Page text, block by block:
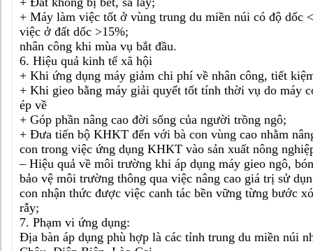
+ Máy làm việc tốt ở vùng trung du miền núi có độ dốc
việc ở đất dốc >15%;
nhân công khi mùa vụ bắt đầu.
6. Hiệu quả kinh tế xã hội
+ Khi ứng dụng máy giảm chi phí về nhân công, tiết
+ Khi gieo bằng máy giải quyết tốt tính thời vụ do máy
ép về
+ Góp phần nâng cao đời sống của người trồng ngô;
+ Đưa tiến bộ KHKT đến với bà con vùng cao nhằm
con trong việc ứng dụng KHKT vào sản xuất nông
– Hiệu quả về môi trường khi áp dụng máy gieo ngô,
bảo vệ môi trường thông qua việc nâng cao giá trị sử
con nhận thức được việc canh tác bền vững từng bước
rẫy;
7. Phạm vi ứng dụng:
Địa bàn áp dụng phù hợp là các tỉnh trung du miền núi